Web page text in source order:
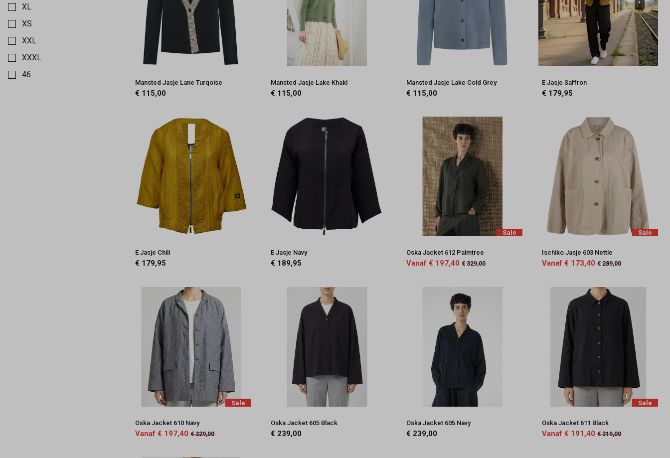
XL
XS
XXL
XXXL
46
Mansted Jasje Lane Turqoise
€ 115,00
Mansted Jasje Lake Khaki
€ 115,00
Mansted Jasje Lake Cold Grey
€ 115,00
E Jasje Saffron
€ 179,95
E Jasje Chili
€ 179,95
E Jasje Navy
€ 189,95
Sale
Oska Jacket 612 Palmtree
Vanaf € 197,40 € 329,00
Sale
Ischiko Jasje 603 Nettle
Vanaf € 173,40 € 289,00
Sale
Oska Jacket 610 Navy
Vanaf € 197,40 € 329,00
Oska Jacket 605 Black
€ 239,00
Oska Jacket 605 Navy
€ 239,00
Sale
Oska Jacket 611 Black
Vanaf € 191,40 € 319,00